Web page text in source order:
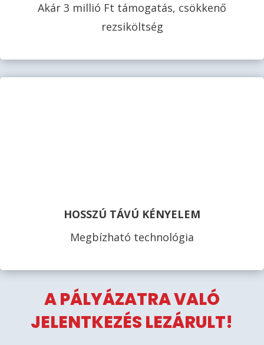
Akár 3 millió Ft támogatás, csökkenő
rezsiköltség
HOSSZÚ TÁVÚ KÉNYELEM
Megbízható technológia
A PÁLYÁZATRA VALÓ
JELENTKEZÉS LEZÁRULT!